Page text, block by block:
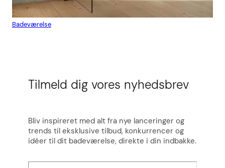
Badeværelse
Tilmeld dig vores nyhedsbrev
Bliv inspireret med alt fra nye lanceringer og
trends til eksklusive tilbud, konkurrencer og
idéer til dit badeværelse, direkte i din indbakke.